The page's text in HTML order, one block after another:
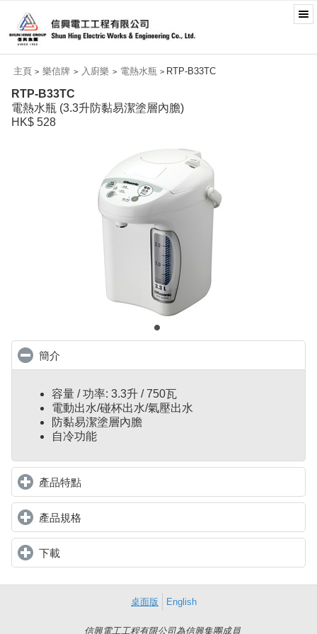
主頁 > 樂信牌 > 入廚樂 > 電熱水瓶 > RTP-B33TC
RTP-B33TC
電熱水瓶 (3.3升防黏易潔塗層內膽)
HK$ 528
簡介
容量 / 功率: 3.3升 / 750瓦
電動出水/碰杯出水/氣壓出水
防黏易潔塗層內膽
自冷功能
產品特點click to expand contents
產品規格
下載click to expand contents
桌面版 English
信興電工工程有限公司為信興集團成員